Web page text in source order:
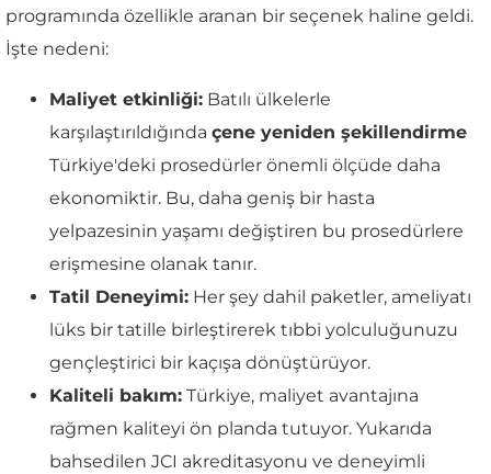
programında özellikle aranan bir seçenek haline geldi.
İşte nedeni:
Maliyet etkinliği: Batılı ülkelerle
karşılaştırıldığında çene yeniden şekillendirme
Türkiye'deki prosedürler önemli ölçüde daha
ekonomiktir. Bu, daha geniş bir hasta
yelpazesinin yaşamı değiştiren bu prosedürlere
erişmesine olanak tanır.
Tatil Deneyimi: Her şey dahil paketler, ameliyatı
lüks bir tatille birleştirerek tıbbi yolculuğunuzu
gençleştirici bir kaçışa dönüştürüyor.
Kaliteli bakım: Türkiye, maliyet avantajına
rağmen kaliteyi ön planda tutuyor. Yukarıda
bahsedilen JCI akreditasyonu ve deneyimli